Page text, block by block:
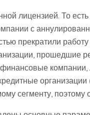
лицензией. То
с
прекратили
прошедшие
сегменту, поэтому